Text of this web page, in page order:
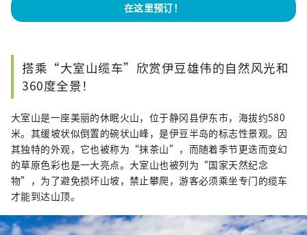
在这里预订！
搭乘“大室山缆车”欣赏伊豆雄伟的自然风光和
360度全景！
大室山是一座美丽的休眠火山，位于静冈县伊东市，海拔约580
米。其缓坡状似倒置的碗状山峰，是伊豆半岛的标志性景观。因
其独特的外观，它也被称为“抹茶山”，而随着季节更迭而变幻
的草原色彩也是一大亮点。大室山也被列为“国家天然纪念
物”，为了避免损坏山坡，禁止攀爬，游客必须乘坐专门的缆车
才能到达山顶。